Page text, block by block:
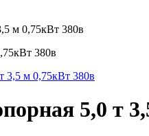
м 0,75кВт 380в
380в
5,0 т